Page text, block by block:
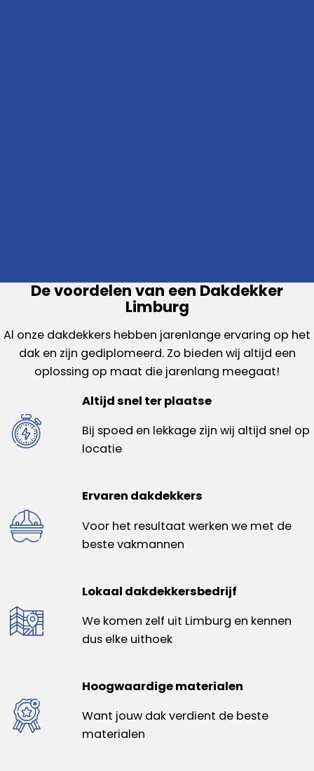
De voordelen van een Dakdekker
Limburg
Al onze dakdekkers hebben jarenlange ervaring op het
dak en zijn gediplomeerd. Zo bieden wij altijd een
oplossing op maat die jarenlang meegaat!
Altijd snel ter plaatse
Bij spoed en lekkage zijn wij altijd snel op
locatie
Ervaren dakdekkers
Voor het resultaat werken we met de
beste vakmannen
Lokaal dakdekkersbedrijf
We komen zelf uit Limburg en kennen
dus elke uithoek
Hoogwaardige materialen
Want jouw dak verdient de beste
materialen